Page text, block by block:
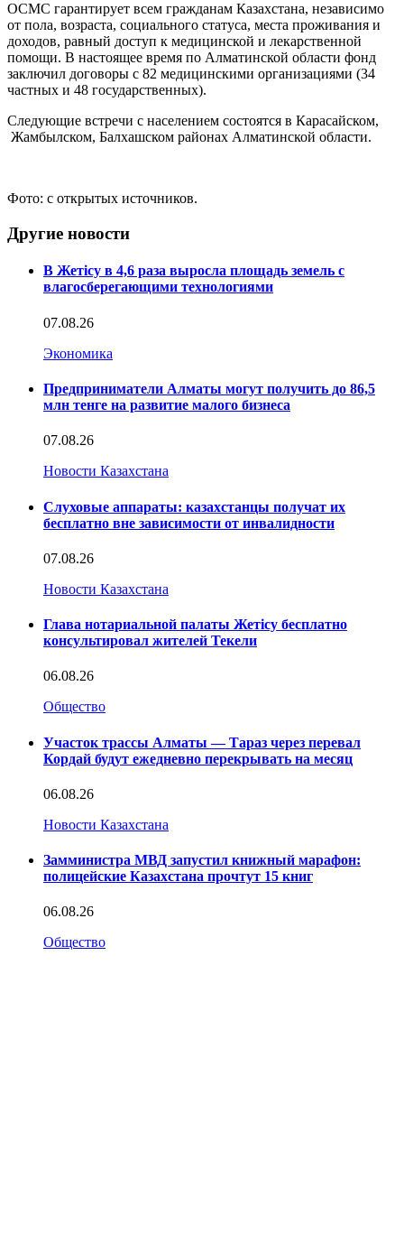
ОСМС гарантирует всем гражданам Казахстана, независимо
от пола, возраста, социального статуса, места проживания и
доходов, равный доступ к медицинской и лекарственной
помощи. В настоящее время по Алматинской области фонд
заключил договоры с 82 медицинскими организациями (34
частных и 48 государственных).
Следующие встречи с населением состоятся в Карасайском,
Жамбылском, Балхашском районах Алматинской области.
Фото: с открытых источников.
Другие новости
В Жетісу в 4,6 раза выросла площадь земель с
влагосберегающими технологиями
07.08.26
Экономика
Предприниматели Алматы могут получить до 86,5
млн тенге на развитие малого бизнеса
07.08.26
Новости Казахстана
Слуховые аппараты: казахстанцы получат их
бесплатно вне зависимости от инвалидности
07.08.26
Новости Казахстана
Глава нотариальной палаты Жетісу бесплатно
консультировал жителей Текели
06.08.26
Общество
Участок трассы Алматы — Тараз через перевал
Кордай будут ежедневно перекрывать на месяц
06.08.26
Новости Казахстана
Замминистра МВД запустил книжный марафон:
полицейские Казахстана прочтут 15 книг
06.08.26
Общество